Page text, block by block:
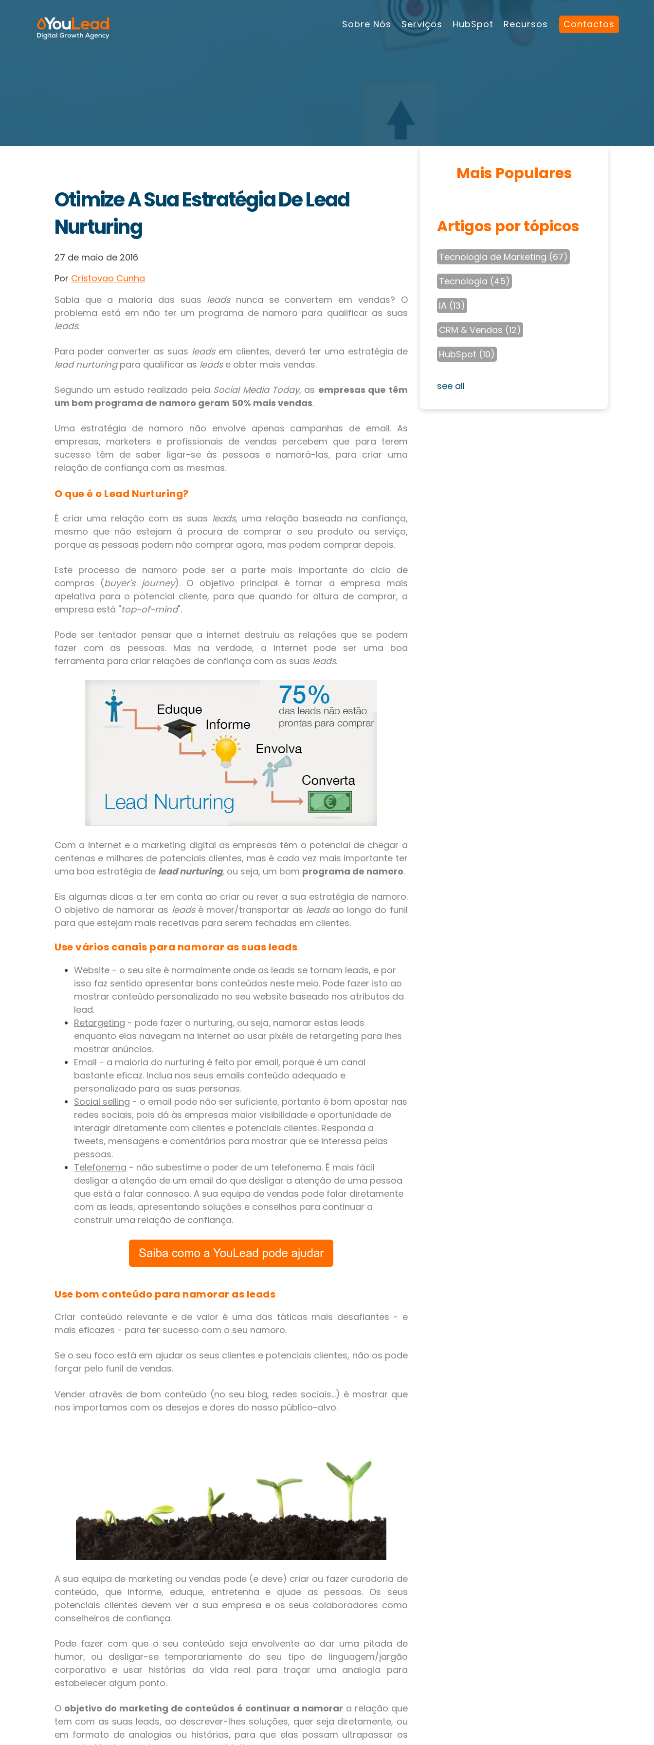
Sobre Nós Serviços HubSpot Recursos Contactos
Otimize A Sua Estratégia De Lead
Nurturing
27 de maio de 2016
Por Cristovao Cunha
Sabia que a maioria das suas leadsnunca se convertem em vendas? O
problema está em não ter um programa de namoro para qualificar as suas
leads.
Para poder converter as suas leadsem clientes, deverá ter uma estratégia de
lead nurturingpara qualificar as leadse obter mais vendas.
Segundo um estudo realizado pela Social Media Today, as empresas que têm
um bom programa de namoro geram 50% mais vendas.
Uma estratégia de namoro não envolve apenas campanhas de email. As
empresas, marketers e profissionais de vendas percebem que para terem
sucesso têm de saber ligar-se às pessoas e namorá-las, para criar uma
relação de confiança com as mesmas.
O que é o Lead Nurturing?
É criar uma relação com as suas leads, uma relação baseada na confiança,
mesmo que não estejam à procura de comprar o seu produto ou serviço,
porque as pessoas podem não comprar agora, mas podem comprar depois.
Este processo de namoro pode ser a parte mais importante do ciclo de
compras (buyer's journey). O objetivo principal é tornar a empresa mais
apelativa para o potencial cliente, para que quando for altura de comprar, a
empresa está "top-of-mind".
Pode ser tentador pensar que a internet destruiu as relações que se podem
fazer com as pessoas. Mas na verdade, a internet pode ser uma boa
ferramenta para criar relações de confiança com as suas leads.
Com a internet e o marketing digital as empresas têm o potencial de chegar a
centenas e milhares de potenciais clientes, mas é cada vez mais importante ter
uma boa estratégia de lead nurturing, ou seja, um bom programa de namoro.
Eis algumas dicas a ter em conta ao criar ou rever a sua estratégia de namoro.
O objetivo de namorar as leadsé mover/transportar as leadsao longo do funil
para que estejam mais recetivas para serem fechadas em clientes.
Use vários canais para namorar as suas leads
Website - o seu site é normalmente onde as leads se tornam leads, e por
isso faz sentido apresentar bons conteúdos neste meio. Pode fazer isto ao
mostrar conteúdo personalizado no seu website baseado nos atributos da
lead.
Retargeting - pode fazer o nurturing, ou seja, namorar estas leads
enquanto elas navegam na internet ao usar pixéis de retargeting para lhes
mostrar anúncios.
Email - a maioria do nurturing é feito por email, porque é um canal
bastante eficaz. Inclua nos seus emails conteúdo adequado e
personalizado para as suas personas.
Social selling - o email pode não ser suficiente, portanto é bom apostar nas
redes sociais, pois dá às empresas maior visibilidade e oportunidade de
interagir diretamente com clientes e potenciais clientes. Responda a
tweets, mensagens e comentários para mostrar que se interessa pelas
pessoas.
Telefonema - não subestime o poder de um telefonema. É mais fácil
desligar a atenção de um email do que desligar a atenção de uma pessoa
que está a falar connosco. A sua equipa de vendas pode falar diretamente
com as leads, apresentando soluções e conselhos para continuar a
construir uma relação de confiança.
Use bom conteúdo para namorar as leads
Criar conteúdo relevante e de valor é uma das táticas mais desafiantes - e
mais eficazes - para ter sucesso com o seu namoro.
Se o seu foco está em ajudar os seus clientes e potenciais clientes, não os pode
forçar pelo funil de vendas.
Vender através de bom conteúdo (no seu blog, redes sociais...) é mostrar que
nos importamos com os desejos e dores do nosso público-alvo.
A sua equipa de marketing ou vendas pode (e deve) criar ou fazer curadoria de
conteúdo, que informe, eduque, entretenha e ajude as pessoas. Os seus
potenciais clientes devem ver a sua empresa e os seus colaboradores como
conselheiros de confiança.
Pode fazer com que o seu conteúdo seja envolvente ao dar uma pitada de
humor, ou desligar-se temporariamente do seu tipo de linguagem/jargão
corporativo e usar histórias da vida real para traçar uma analogia para
estabelecer algum ponto.
O objetivo do marketing de conteúdos é continuar a namorar a relação que
tem com as suas leads, ao descrever-lhes soluções, quer seja diretamente, ou
em formato de analogias ou histórias, para que elas possam ultrapassar os
Mais Populares
Artigos por tópicos
Tecnologia de Marketing (67)
Tecnologia (45)
IA (13)
CRM & Vendas (12)
HubSpot (10)
see all